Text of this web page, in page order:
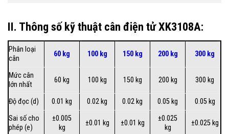
II. Thông số kỹ thuật cân điện tử XK3108A:
Phân loại
cân
60 kg 100 kg 150 kg 200 kg 300 kg
Mức cân
lớn nhất
60 kg 100 kg 150 kg 200 kg 300 kg
Độ đọc (d) 0.01 kg 0.02 kg 0.02 kg 0.05 kg
0.05 kg
Sai số cho
phép (e)
±0.005
kg
±0.01 kg ±0.01 kg
±0.025
kg
±0.025 kg